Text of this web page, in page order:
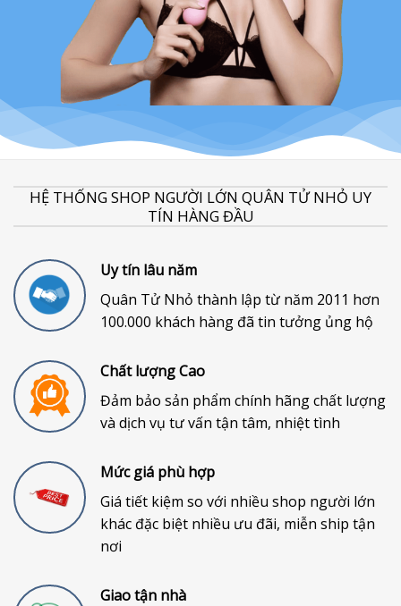
HỆ THỐNG SHOP NGƯỜI LỚN QUÂN TỬ NHỎ UY
TÍN HÀNG ĐẦU
Uy tín lâu năm
Quân Tử Nhỏ thành lập từ năm 2011 hơn
100.000 khách hàng đã tin tưởng ủng hộ
Chất lượng Cao
Đảm bảo sản phẩm chính hãng chất lượng
và dịch vụ tư vấn tận tâm, nhiệt tình
Mức giá phù hợp
Giá tiết kiệm so với nhiều shop người lớn
khác đặc biệt nhiều ưu đãi, miễn ship tận
nơi
Giao tận nhà